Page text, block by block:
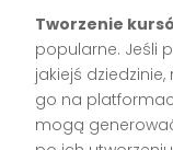
Tworzenie
popularne. Jeśli
jakiejś
go na
mogą